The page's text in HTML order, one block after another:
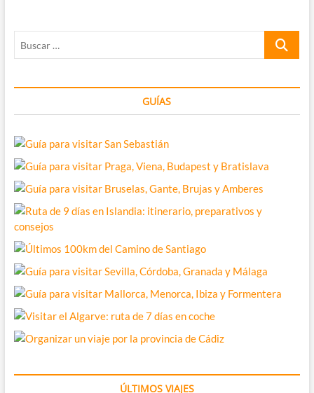
Buscar
GUÍAS
ÚLTIMOS VIAJES